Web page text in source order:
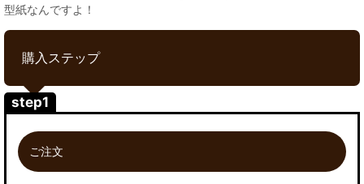
型紙なんですよ！
購入ステップ
step1
ご注文